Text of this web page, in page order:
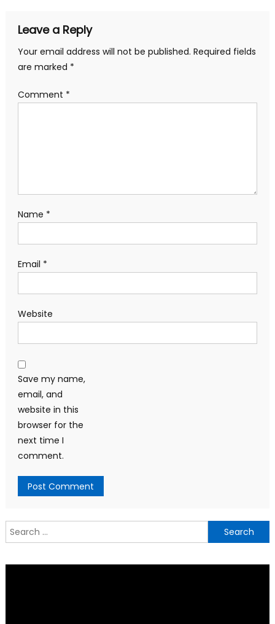
Leave a Reply
Your email address will not be published. Required fields
are marked *
Comment *
Name *
Email *
Website
Save my name,
email, and
website in this
browser for the
next time I
comment.
Search
for: